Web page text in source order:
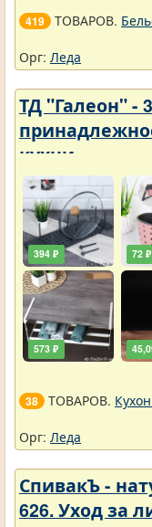
419 ТОВАРОВ.
Орг: Леда
ТД "Галеон" -
кухни
394 ₽
573 ₽
72 ₽
38 ТОВАРОВ.
Орг: Леда
СпивакЪ -
626. Уход за